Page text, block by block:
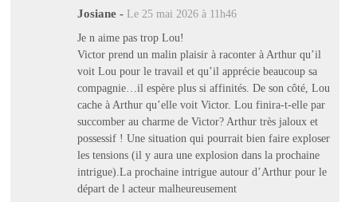
Josiane - Le 25 mai 2026 à 11h46
Je n aime pas trop Lou!
Victor prend un malin plaisir à raconter à Arthur qu’il
voit Lou pour le travail et qu’il apprécie beaucoup sa
compagnie…il espère plus si affinités. De son côté, Lou
cache à Arthur qu’elle voit Victor. Lou finira-t-elle par
succomber au charme de Victor? Arthur très jaloux et
possessif ! Une situation qui pourrait bien faire exploser
les tensions (il y aura une explosion dans la prochaine
intrigue).La prochaine intrigue autour d’Arthur pour le
départ de l acteur malheureusement